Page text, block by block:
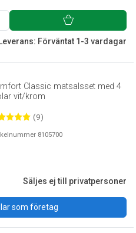
Leverans: Förväntat 1-3 vardagar
Classic matsalsset med 4
vit/krom
(9)
8105700
Säljes ej till privatpersoner
som företag